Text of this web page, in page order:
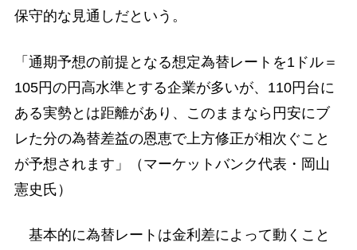
保守的な見通しだという。
「通期予想の前提となる想定為替レートを1ドル＝
105円の円高水準とする企業が多いが、110円台に
ある実勢とは距離があり、このままなら円安にブ
レた分の為替差益の恩恵で上方修正が相次ぐこと
が予想されます」（マーケットバンク代表・岡山
憲史氏）
基本的に為替レートは金利差によって動くこと